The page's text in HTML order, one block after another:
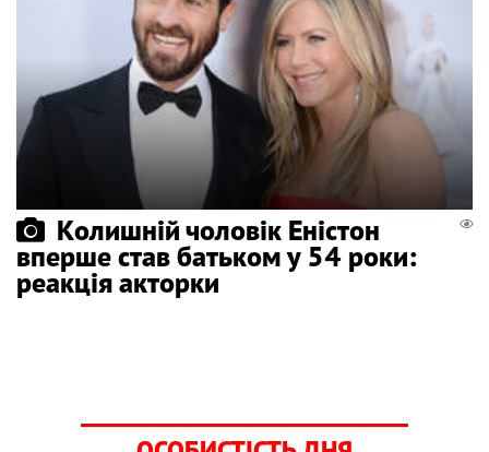
Колишній чоловік Еністон
вперше став батьком у 54 роки:
реакція акторки